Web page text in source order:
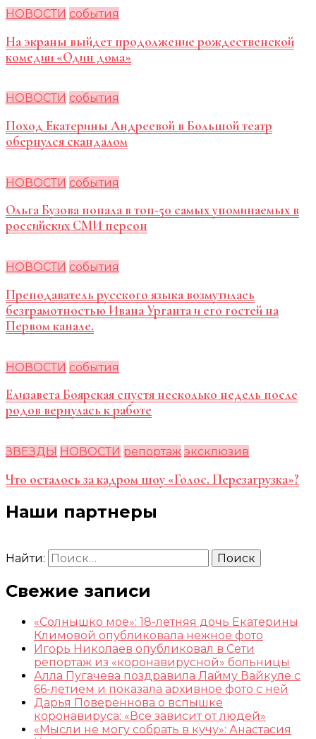
НОВОСТИ события
На экраны выйдет продолжение рождественской
комедии «Один дома»
НОВОСТИ события
Поход Екатерины Андреевой в Большой театр
обернулся скандалом
НОВОСТИ события
Ольга Бузова попала в топ-50 самых упоминаемых в
российских СМИ персон
НОВОСТИ события
Преподаватель русского языка возмутилась
безграмотностью Ивана Урганта и его гостей на
Первом канале.
НОВОСТИ события
Елизавета Боярская спустя несколько недель после
родов вернулась к работе
ЗВЕЗДЫ НОВОСТИ репортаж эксклюзив
Что осталось за кадром шоу «Голос. Перезагрузка»?
Наши партнеры
Найти:
Свежие записи
«Солнышко мое»: 18-летняя дочь Екатерины
Климовой опубликовала нежное фото
Игорь Николаев опубликовал в Сети
репортаж из «коронавирусной» больницы
Алла Пугачева поздравила Лайму Вайкуле с
66-летием и показала архивное фото с ней
Дарья Повереннова о вспышке
коронавируса: «Все зависит от людей»
«Мысли не могу собрать в кучу»: Анастасия